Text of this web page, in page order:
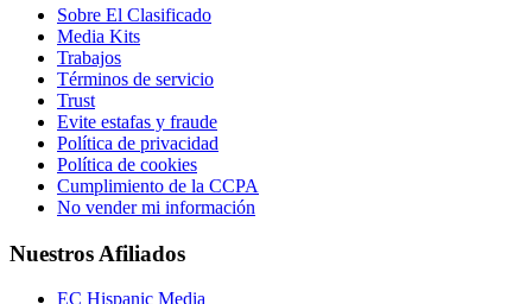
Sobre El Clasificado
Media Kits
Trabajos
Términos de servicio
Trust
Evite estafas y fraude
Política de privacidad
Política de cookies
Cumplimiento de la CCPA
No vender mi información
Nuestros Afiliados
EC Hispanic Media